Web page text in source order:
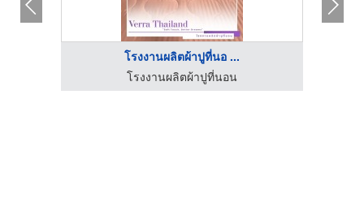
โรงงานผลิตผ้าปูที่นอ ...
โรงงานผลิตผ้าปูที่นอน